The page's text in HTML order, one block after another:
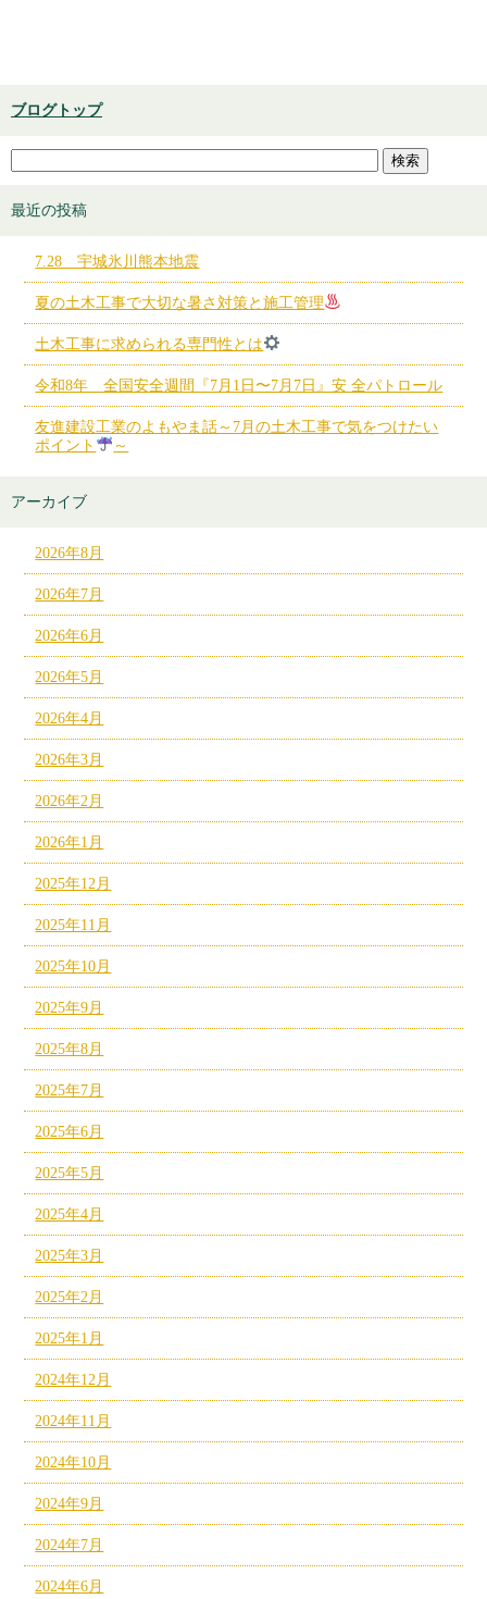
ブログトップ
最近の投稿
7.28 宇城氷川熊本地震
夏の土木工事で大切な暑さ対策と施工管理
土木工事に求められる専門性とは
令和8年 全国安全週間『7月1日〜7月7日』安 全パトロール
友進建設工業のよもやま話～7月の土木工事で気をつけたい
ポイント
～
アーカイブ
2026年8月
2026年7月
2026年6月
2026年5月
2026年4月
2026年3月
2026年2月
2026年1月
2025年12月
2025年11月
2025年10月
2025年9月
2025年8月
2025年7月
2025年6月
2025年5月
2025年4月
2025年3月
2025年2月
2025年1月
2024年12月
2024年11月
2024年10月
2024年9月
2024年7月
2024年6月